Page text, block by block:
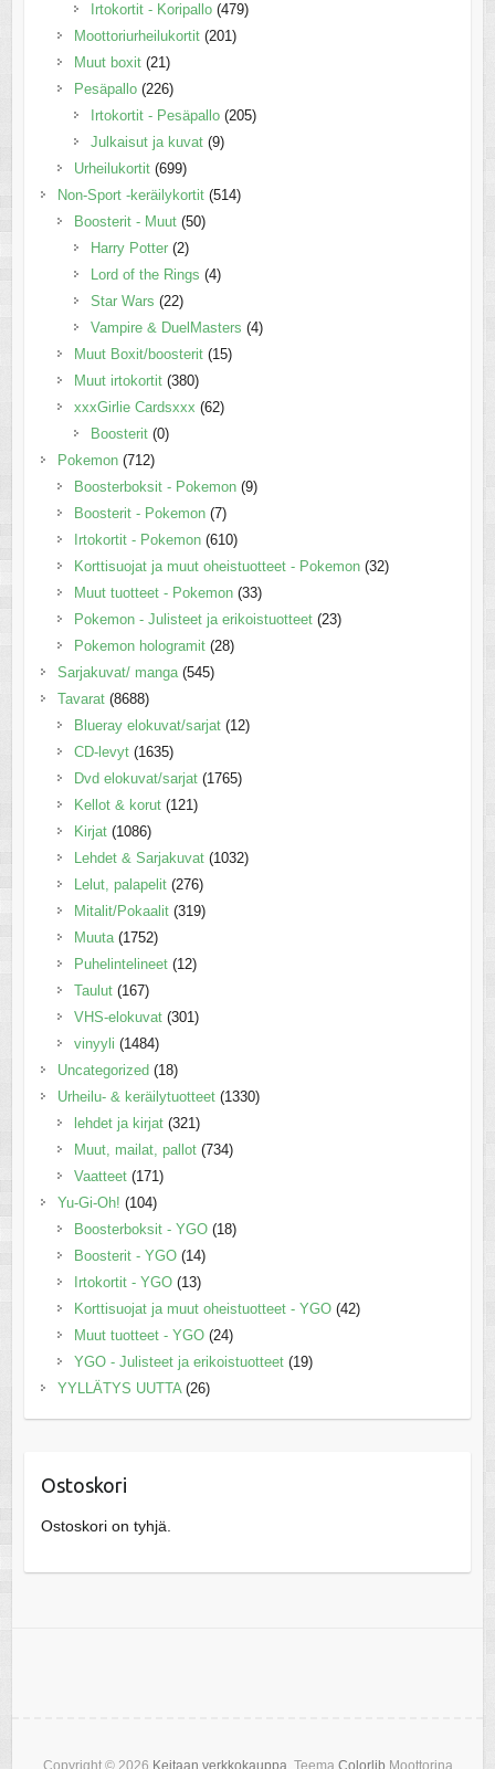
Irtokortit - Koripallo (479)
Moottoriurheilukortit (201)
Muut boxit (21)
Pesäpallo (226)
Irtokortit - Pesäpallo (205)
Julkaisut ja kuvat (9)
Urheilukortit (699)
Non-Sport -keräilykortit (514)
Boosterit - Muut (50)
Harry Potter (2)
Lord of the Rings (4)
Star Wars (22)
Vampire & DuelMasters (4)
Muut Boxit/boosterit (15)
Muut irtokortit (380)
xxxGirlie Cardsxxx (62)
Boosterit (0)
Pokemon (712)
Boosterboksit - Pokemon (9)
Boosterit - Pokemon (7)
Irtokortit - Pokemon (610)
Korttisuojat ja muut oheistuotteet - Pokemon (32)
Muut tuotteet - Pokemon (33)
Pokemon - Julisteet ja erikoistuotteet (23)
Pokemon hologramit (28)
Sarjakuvat/ manga (545)
Tavarat (8688)
Blueray elokuvat/sarjat (12)
CD-levyt (1635)
Dvd elokuvat/sarjat (1765)
Kellot & korut (121)
Kirjat (1086)
Lehdet & Sarjakuvat (1032)
Lelut, palapelit (276)
Mitalit/Pokaalit (319)
Muuta (1752)
Puhelintelineet (12)
Taulut (167)
VHS-elokuvat (301)
vinyyli (1484)
Uncategorized (18)
Urheilu- & keräilytuotteet (1330)
lehdet ja kirjat (321)
Muut, mailat, pallot (734)
Vaatteet (171)
Yu-Gi-Oh! (104)
Boosterboksit - YGO (18)
Boosterit - YGO (14)
Irtokortit - YGO (13)
Korttisuojat ja muut oheistuotteet - YGO (42)
Muut tuotteet - YGO (24)
YGO - Julisteet ja erikoistuotteet (19)
YYLLÄTYS UUTTA (26)
Ostoskori
Ostoskori on tyhjä.